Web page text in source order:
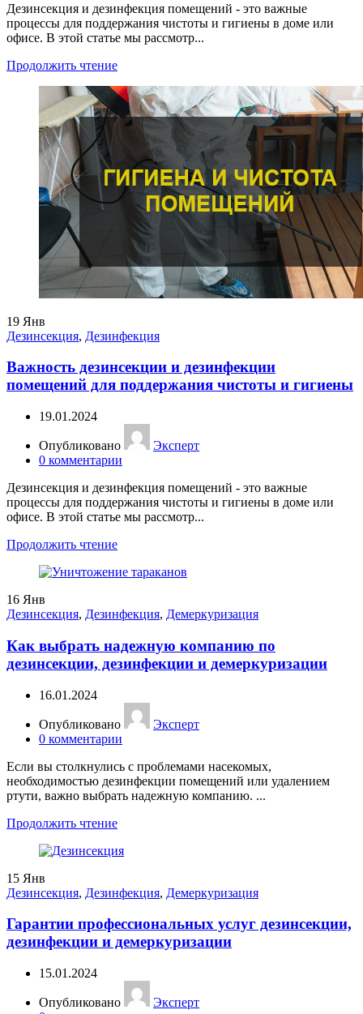
Дезинсекция и дезинфекция помещений - это важные
процессы для поддержания чистоты и гигиены в доме или
офисе. В этой статье мы рассмотр...
Продолжить чтение
19 Янв
Дезинсекция, Дезинфекция
Важность дезинсекции и дезинфекции
помещений для поддержания чистоты и гигиены
19.01.2024
Опубликовано
Эксперт
0 комментарии
Дезинсекция и дезинфекция помещений - это важные
процессы для поддержания чистоты и гигиены в доме или
офисе. В этой статье мы рассмотр...
Продолжить чтение
16 Янв
Дезинсекция, Дезинфекция, Демеркуризация
Как выбрать надежную компанию по
дезинсекции, дезинфекции и демеркуризации
16.01.2024
Опубликовано
Эксперт
0 комментарии
Если вы столкнулись с проблемами насекомых,
необходимостью дезинфекции помещений или удалением
ртути, важно выбрать надежную компанию. ...
Продолжить чтение
15 Янв
Дезинсекция, Дезинфекция, Демеркуризация
Гарантии профессиональных услуг дезинсекции,
дезинфекции и демеркуризации
15.01.2024
Опубликовано
Эксперт